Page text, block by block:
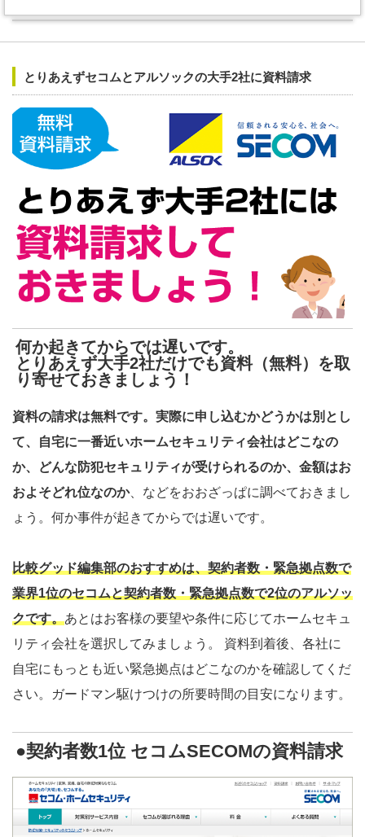
とりあえずセコムとアルソックの大手2社に資料請求
何か起きてからでは遅いです。
とりあえず大手2社だけでも資料（無料）を取
り寄せておきましょう！
資料の請求は無料です。実際に申し込むかどうかは別とし
て、自宅に一番近いホームセキュリティ会社はどこなの
か、どんな防犯セキュリティが受けられるのか、金額はお
およそどれ位なのか、などをおおざっぱに調べておきまし
ょう。何か事件が起きてからでは遅いです。
比較グッド編集部のおすすめは、契約者数・緊急拠点数で
業界1位のセコムと契約者数・緊急拠点数で2位のアルソッ
クです。あとはお客様の要望や条件に応じてホームセキュ
リティ会社を選択してみましょう。 資料到着後、各社に
自宅にもっとも近い緊急拠点はどこなのかを確認してくだ
さい。ガードマン駆けつけの所要時間の目安になります。
●契約者数1位 セコムSECOMの資料請求